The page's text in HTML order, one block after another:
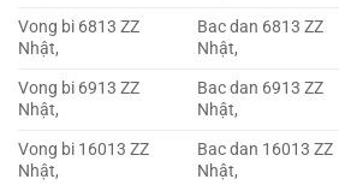
Vong bi 6813 ZZ
Nhật,
Bac dan 6813 ZZ
Nhật,
Vong bi 6913 ZZ
Nhật,
Bac dan 6913 ZZ
Nhật,
Vong bi 16013 ZZ
Nhật,
Bac dan 16013 ZZ
Nhật,